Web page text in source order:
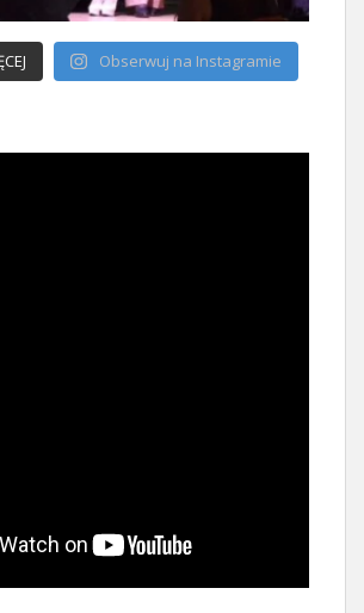
Obserwuj na Instagramie